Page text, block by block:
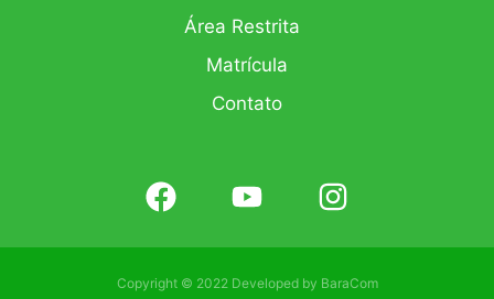
Área Restrita
Matrícula
Contato
Copyright © 2022 Developed by BaraCom